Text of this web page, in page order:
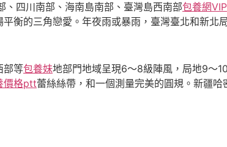
、四川南部、海南島南部、臺灣島西南部包養網VIP
衡的三角戀愛。年夜雨或暴雨，臺灣臺北和新北
部等包養妹地部門地域呈現6～8級陣風，局地9～
價格ptt蕾絲絲帶，和一個測量完美的圓規。新疆哈